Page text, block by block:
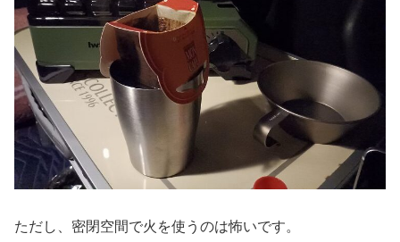
ただし、密閉空間で火を使うのは怖いです。